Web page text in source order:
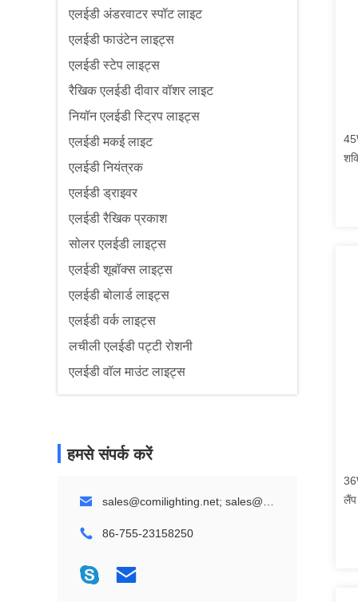
एलईडी अंडरवाटर स्पॉट लाइट
एलईडी फाउंटेन लाइट्स
एलईडी स्टेप लाइट्स
रैखिक एलईडी दीवार वॉशर लाइट
नियॉन एलईडी स्ट्रिप लाइट्स
एलईडी मकई लाइट
एलईडी नियंत्रक
एलईडी ड्राइवर
एलईडी रैखिक प्रकाश
सोलर एलईडी लाइट्स
एलईडी शूबॉक्स लाइट्स
एलईडी बोलार्ड लाइट्स
एलईडी वर्क लाइट्स
लचीली एलईडी पट्टी रोशनी
एलईडी वॉल माउंट लाइट्स
हमसे संपर्क करें
86-755-23158250
लैंप